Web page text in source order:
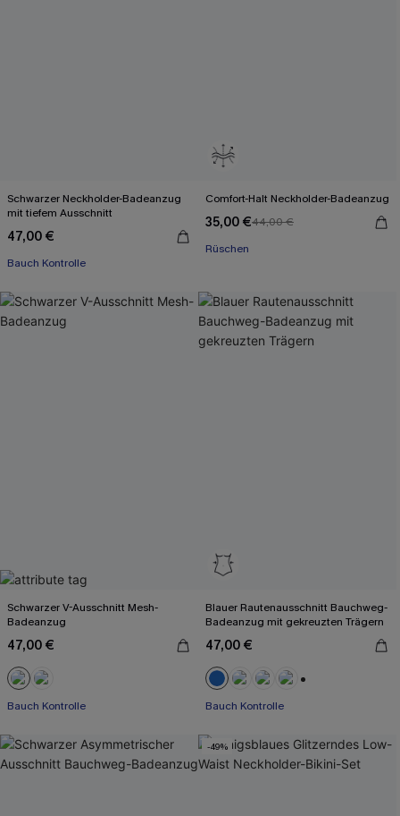
Schwarzer Neckholder-Badeanzug
mit tiefem Ausschnitt
47,00 €
Bauch Kontrolle
Comfort-Halt Neckholder-Badeanzug
35,00 €44,00 €
Rüschen
Schwarzer V-Ausschnitt Mesh-
Badeanzug
47,00 €
Bauch Kontrolle
Blauer Rautenausschnitt Bauchweg-
Badeanzug mit gekreuzten Trägern
47,00 €
Bauch Kontrolle
-49%